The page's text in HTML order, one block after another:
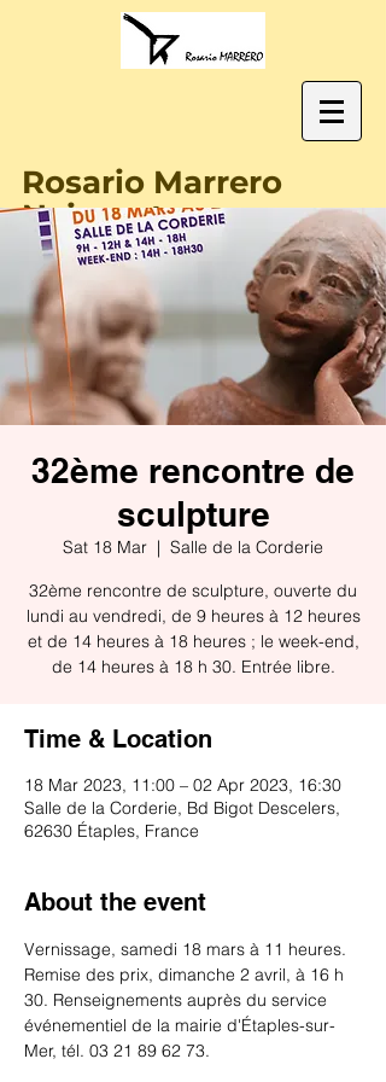
Rosario Marrero
Naissant
32ème rencontre de
sculpture
Sat 18 Mar
  |
Salle de la Corderie
32ème rencontre de sculpture, ouverte du
lundi au vendredi, de 9 heures à 12 heures
et de 14 heures à 18 heures ; le week-end,
de 14 heures à 18 h 30. Entrée libre.
Time & Location
18 Mar 2023, 11:00 – 02 Apr 2023, 16:30
Salle de la Corderie, Bd Bigot Descelers,
62630 Étaples, France
About the event
Vernissage, samedi 18 mars à 11 heures.
Remise des prix, dimanche 2 avril, à 16 h
30. Renseignements auprès du service
événementiel de la mairie d'Étaples-sur-
Mer, tél. 03 21 89 62 73.